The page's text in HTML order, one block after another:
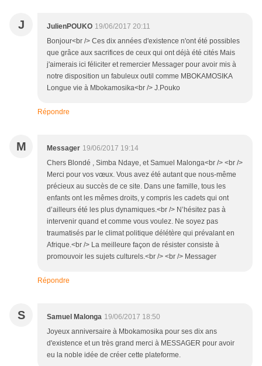
J JulienPOUKO 19/06/2017 20:11
Bonjour<br /> Ces dix années d'existence n'ont été possibles
que grâce aux sacrifices de ceux qui ont déjà été cités Mais
j'aimerais ici féliciter et remercier Messager pour avoir mis à
notre disposition un fabuleux outil comme MBOKAMOSIKA
Longue vie à Mbokamosika<br /> J.Pouko
Répondre
M Messager 19/06/2017 19:14
Chers Blondé , Simba Ndaye, et Samuel Malonga<br /> <br />
Merci pour vos vœux. Vous avez été autant que nous-même
précieux au succès de ce site. Dans une famille, tous les
enfants ont les mêmes droits, y compris les cadets qui ont
d’ailleurs été les plus dynamiques.<br /> N’hésitez pas à
intervenir quand et comme vous voulez. Ne soyez pas
traumatisés par le climat politique délétère qui prévalant en
Afrique.<br /> La meilleure façon de résister consiste à
promouvoir les sujets culturels.<br /> <br /> Messager
Répondre
S Samuel Malonga 19/06/2017 18:50
Joyeux anniversaire à Mbokamosika pour ses dix ans
d'existence et un très grand merci à MESSAGER pour avoir
eu la noble idée de créer cette plateforme.